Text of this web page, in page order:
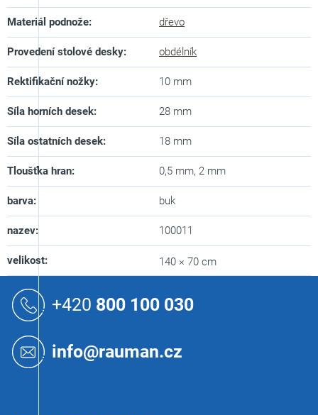
Materiál podnože: dřevo
Provedení stolové desky: obdélník
Rektifikační nožky: 10 mm
Síla horních desek: 28 mm
Síla ostatních desek: 18 mm
Tloušťka hran: 0,5 mm, 2 mm
barva: buk
nazev: 100011
velikost: 140 × 70 cm
+420 800 100 030
info@rauman.cz